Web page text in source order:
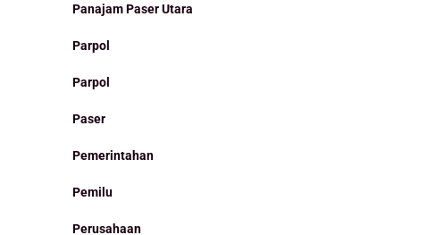
Panajam Paser Utara
Parpol
Parpol
Paser
Pemerintahan
Pemilu
Perusahaan